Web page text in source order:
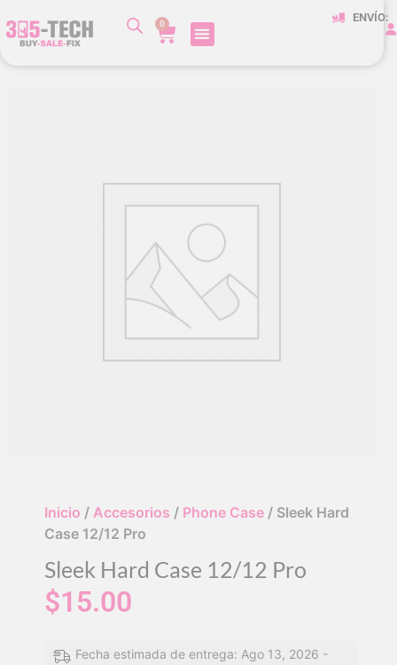
0 ENVÍO:
Inicio / Accesorios / Phone Case / Sleek Hard
Case 12/12 Pro
Sleek Hard Case 12/12 Pro
$15.00
Fecha estimada de entrega: Ago 13, 2026 -